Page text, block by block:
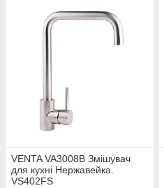
VENTA VA3008B Змішувач
для кухні Нержавейка.
VS402FS